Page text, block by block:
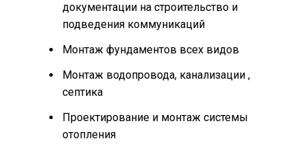
документации на строительство и
подведения коммуникаций
Монтаж фундаментов всех видов
Монтаж водопровода, канализации ,
септика
Проектирование и монтаж системы
отопления